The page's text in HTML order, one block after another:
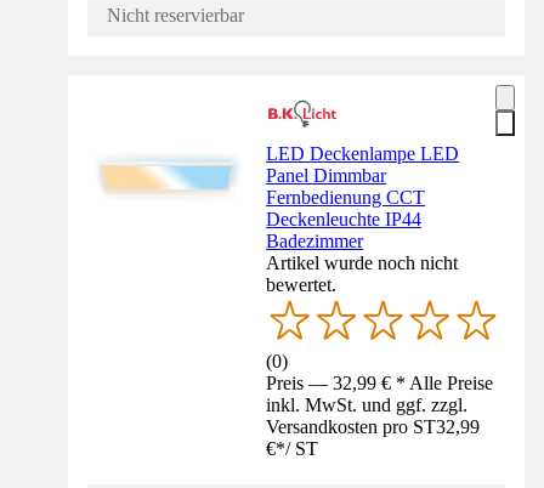
Nicht reservierbar
LED Deckenlampe LED
Panel Dimmbar
Fernbedienung CCT
Deckenleuchte IP44
Badezimmer
Artikel wurde noch nicht
bewertet.
(0)
Preis — 32,99 € * Alle Preise
inkl. MwSt. und ggf. zzgl.
Versandkosten pro ST32,99
€*/ ST